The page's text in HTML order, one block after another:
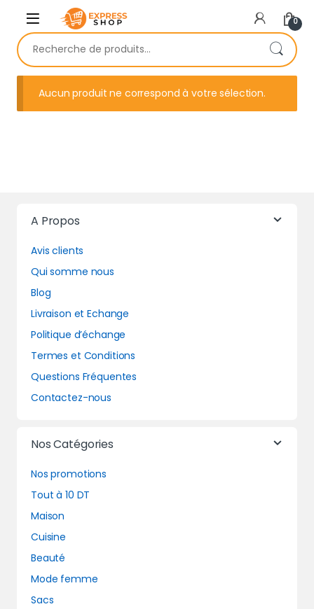
Skip to navigation
Skip to content
0
Recherche pour :
Aucun produit ne correspond à votre sélection.
A Propos
Avis clients
Qui somme nous
Blog
Livraison et Echange
Politique d’échange
Termes et Conditions
Questions Fréquentes
Contactez-nous
Nos Catégories
Nos promotions
Tout à 10 DT
Maison
Cuisine
Beauté
Mode femme
Sacs